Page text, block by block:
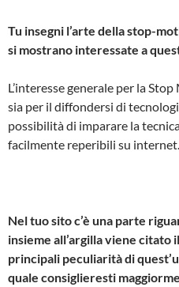
Tu insegni l’arte della stop-
si mostrano interessate a
L’interesse generale per la
sia per il diffondersi di
possibilità di imparare la
facilmente reperibili su internet.
Nel tuo sito c’è una parte
insieme all’argilla viene citato il
principali peculiarità di
quale consiglieresti